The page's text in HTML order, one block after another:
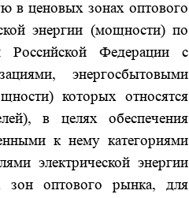
в ценовых зонах оптового
энергии (мощности) по
Российской Федерации с
энергосбытовыми
которых относятся
в целях обеспечения
к нему категориями
электрической энергии
зон оптового рынка, для